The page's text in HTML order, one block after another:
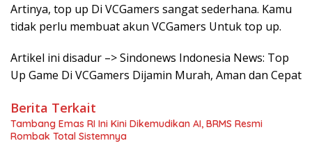
Artinya, top up Di VCGamers sangat sederhana. Kamu
tidak perlu membuat akun VCGamers Untuk top up.
Artikel ini disadur –> Sindonews Indonesia News: Top
Up Game Di VCGamers Dijamin Murah, Aman dan Cepat
Berita Terkait
Tambang Emas RI Ini Kini Dikemudikan AI, BRMS Resmi
Rombak Total Sistemnya